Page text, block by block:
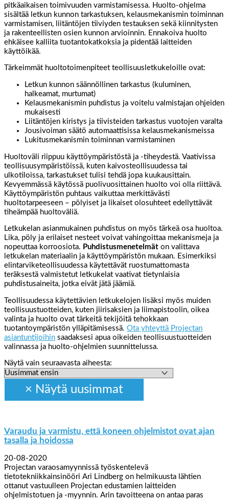
pitkäaikaisen toimivuuden varmistamisessa. Huolto-ohjelma
sisältää letkun kunnon tarkastuksen, kelausmekanismin toiminnan
varmistamisen, liitäntöjen tiiviyden testauksen sekä kiinnitysten
ja rakenteellisten osien kunnon arvioinnin. Ennakoiva huolto
ehkäisee kalliita tuotantokatkoksia ja pidentää laitteiden
käyttöikää.
Tärkeimmät huoltotoimenpiteet teollisuusletkukeloille ovat:
Letkun kunnon säännöllinen tarkastus (kuluminen,
halkeamat, murtumat)
Kelausmekanismin puhdistus ja voitelu valmistajan ohjeiden
mukaisesti
Liitäntöjen kiristys ja tiivisteiden tarkastus vuotojen varalta
Jousivoiman säätö automaattisissa kelausmekanismeissa
Lukitusmekanismin toiminnan varmistaminen
Huoltoväli riippuu käyttöympäristöstä ja -tiheydestä. Vaativissa
teollisuusympäristöissä, kuten kaivosteollisuudessa tai
ulkotiloissa, tarkastukset tulisi tehdä jopa kuukausittain.
Kevyemmässä käytössä puolivuosittainen huolto voi olla riittävä.
Käyttöympäristön puhtaus vaikuttaa merkittävästi
huoltotarpeeseen – pölyiset ja likaiset olosuhteet edellyttävät
tiheämpää huoltoväliä.
Letkukelan asianmukainen puhdistus on myös tärkeä osa huoltoa.
Lika, pöly ja erilaiset nesteet voivat vahingoittaa mekanismeja ja
nopeuttaa korroosiota. Puhdistusmenetelmät on valittava
letkukelan materiaalin ja käyttöympäristön mukaan. Esimerkiksi
elintarviketeollisuudessa käytettävät ruostumattomasta
teräksestä valmistetut letkukelat vaativat tietynlaisia
puhdistusaineita, jotka eivät jätä jäämiä.
Teollisuudessa käytettävien letkukelojen lisäksi myös muiden
teollisuustuotteiden, kuten jiirisaksien ja liimapistoolin, oikea
valinta ja huolto ovat tärkeitä tekijöitä tehokkaan
tuotantoympäristön ylläpitämisessä. Ota yhteyttä Projectan
asiantuntijoihin saadaksesi apua oikeiden teollisuustuotteiden
valinnassa ja huolto-ohjelmien suunnittelussa.
Näytä vain seuraavasta aiheesta:
Varaudu ja varmistu, että koneen ohjelmistot ovat ajan
tasalla ja hoidossa
20-08-2020
Projectan varaosamyynnissä työskentelevä
tietotekniikkainsinööri Ari Lindberg on helmikuusta lähtien
ottanut vastuulleen Projectan edustamien laitteiden
ohjelmistotuen ja -myynnin. Arin tavoitteena on antaa paras